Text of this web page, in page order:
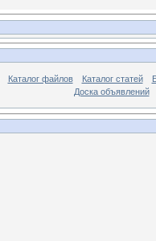
Каталог файлов Каталог статей
Доска объявлений